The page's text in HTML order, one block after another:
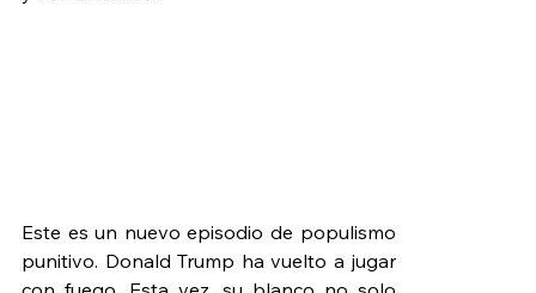
Este es un nuevo episodio de populismo
punitivo. Donald Trump ha vuelto a jugar